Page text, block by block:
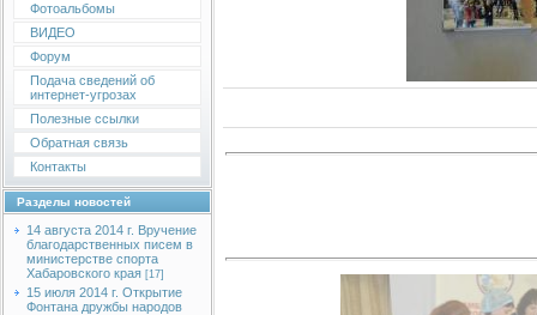
Фотоальбомы
ВИДЕО
Форум
Подача сведений об
интернет-угрозах
Полезные ссылки
Обратная связь
Контакты
Разделы новостей
14 августа 2014 г. Вручение
благодарственных писем в
министерстве спорта
Хабаровского края [17]
15 июля 2014 г. Открытие
Фонтана дружбы народов